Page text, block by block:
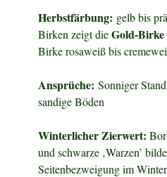
Herbstfärbung: gelb bis
Birken zeigt dieGold-
Birke rosaweiß bis
Ansprüche: Sonniger
sandige Böden
Winterlicher Zierwert:
und schwarze ‚Warzen’
Seitenbezweigung im